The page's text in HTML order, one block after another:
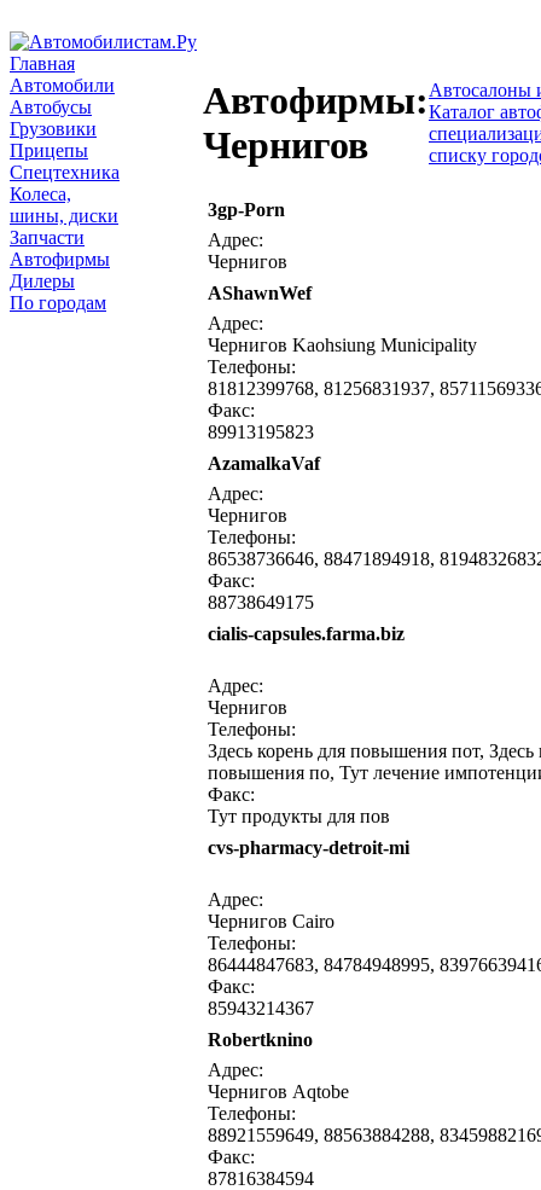
Главная
Автомобили
Автобусы
Грузовики
Прицепы
Спецтехника
Колеса,
шины, диски
Запчасти
Автофирмы
Дилеры
По городам
Автофирмы:
Чернигов
Автосалоны
Каталог
списку
3gp-Porn
Адрес:
Чернигов
AShawnWef
Адрес:
Чернигов Kaohsiung Municipality
Телефоны:
81812399768, 81256831937,
Факс:
89913195823
AzamalkaVaf
Адрес:
Чернигов
Телефоны:
86538736646, 88471894918,
Факс:
88738649175
cialis-capsules.farma.biz
Адрес:
Чернигов
Телефоны:
Здесь корень для повышения пот, Здесь
повышения по, Тут лечение
Факс:
Тут продукты для пов
cvs-pharmacy-detroit-mi
Адрес:
Чернигов Cairo
Телефоны:
86444847683, 84784948995,
Факс:
85943214367
Robertknino
Адрес:
Чернигов Aqtobe
Телефоны:
88921559649, 88563884288,
Факс:
87816384594